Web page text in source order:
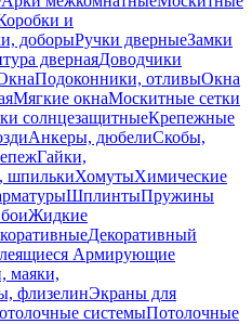
и
доборыРучки дверныеЗамки
двернаяДоводчики
Подоконники, отливыОкна
Мягкие окнаМоскитные сетки
солнцезащитныеКрепежные
Анкеры, дюбелиСкобы,
Гайки,
шпилькиХомутыХимические
ШплинтыПружины
Жидкие
Декоративный
Армирующие
маяки,
флизелинЭкраны для
системыПотолочные